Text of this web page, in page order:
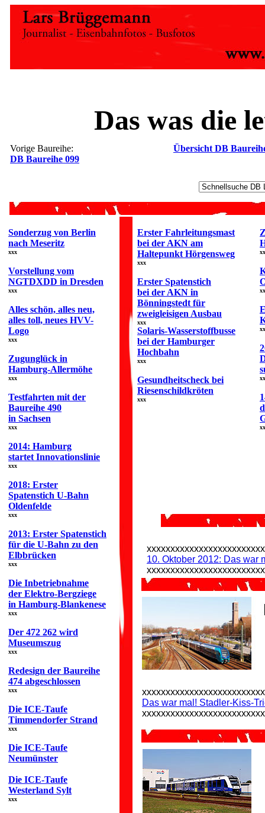
Das was die
Vorige Baureihe:
DB Baureihe 099
Übersicht DB
Sonderzug von Berlin
nach Meseritz
xxx
Vorstellung vom
NGTDXDD in Dresden
xxx
Alles schön, alles neu,
alles toll, neues HVV-
Logo
xxx
Zugunglück in
Hamburg-Allermöhe
xxx
Testfahrten mit der
Baureihe 490
in Sachsen
xxx
2014: Hamburg
startet Innovationslinie
xxx
2018: Erster
Spatenstich U-Bahn
Oldenfelde
xxx
2013: Erster Spatenstich
für die U-Bahn zu den
Elbbrücken
xxx
Die Inbetriebnahme
der Elektro-Bergziege
in Hamburg-Blankenese
xxx
Der 472 262 wird
Museumszug
xxx
Redesign der Baureihe
474 abgeschlossen
xxx
Die ICE-Taufe
Timmendorfer Strand
xxx
Die ICE-Taufe
Neumünster
Die ICE-Taufe
Westerland Sylt
xxx
Erster Fahrleitungsmast
bei der AKN am
Haltepunkt Hörgensweg
xxx
Erster Spatenstich
bei der AKN in
Bönningstedt für
zweigleisigen Ausbau
xxx
Solaris-Wasserstoffbusse
bei der Hamburger
Hochbahn
xxx
Gesundheitscheck bei
Riesenschildkröten
xxx
10. Oktober 2012: Das war
Das war mal! Stadler-Kiss-